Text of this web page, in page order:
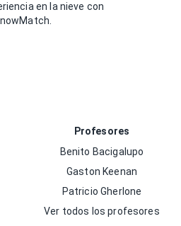
en la nieve con
Profesores
Benito Bacigalupo
Gaston Keenan
Patricio Gherlone
Ver todos los profesores